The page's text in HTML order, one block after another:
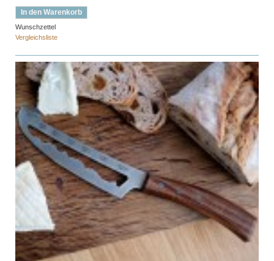
In den Warenkorb
Wunschzettel
Vergleichsliste